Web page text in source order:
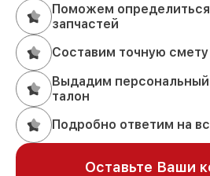
Поможем
запчастей
Составим точную смету
Выдадим
талон
Подробно ответим на
Оставьте Ваши